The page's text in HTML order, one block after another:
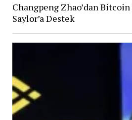
Changpeng Zhao’dan
Saylor’a Destek